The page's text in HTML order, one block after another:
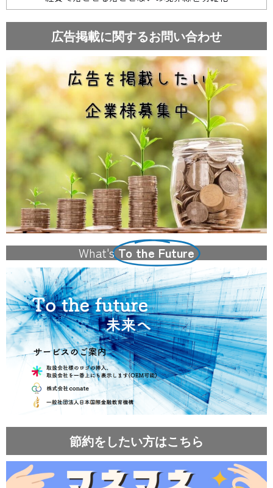
広告掲載に関するお問い合わせ
What's To the Future
節約をしたい方はこちら